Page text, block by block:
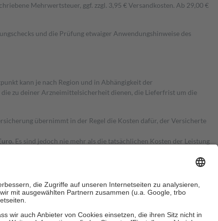
Mehrwertsteuer, ggf. zzgl. 3,95 € Versandkosten. Ab 29,00 €
und die Prüfung etwaiger Anwendungshinweise des
kann je nach Region und in Abhängigkeit der
zu deiner Arzneimittelsicherheit dienen, die Lieferfrist um die
übernimmt in der Regel die Kosten dafür, der Versicherte
Es sind jedoch nie mehr als die tatsächlichen Kosten der Leistung
Zuzahlungen an bei: